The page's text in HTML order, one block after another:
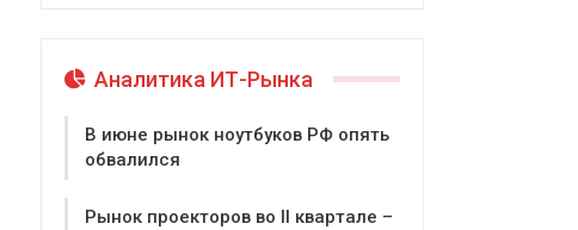
Аналитика ИТ-Рынка
В июне рынок ноутбуков РФ опять
обвалился
Рынок проекторов во II квартале –